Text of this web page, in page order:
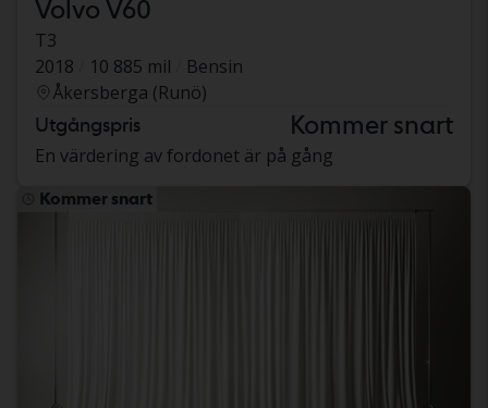
Volvo V60
T3
2018
10 885 mil
Bensin
Åkersberga (Runö)
Utgångspris Kommer snart
En värdering av fordonet är på gång
Kommer snart